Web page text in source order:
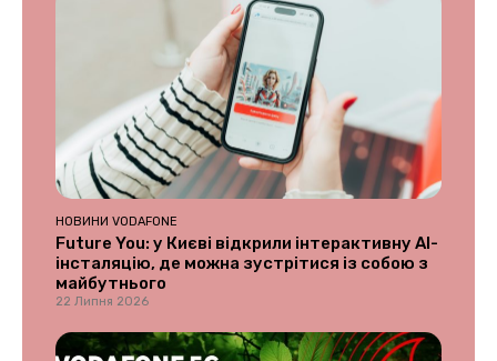
НОВИНИ VODAFONE
Future You: у Києві відкрили інтерактивну AI-
інсталяцію, де можна зустрітися із собою з
майбутнього
22 Липня 2026